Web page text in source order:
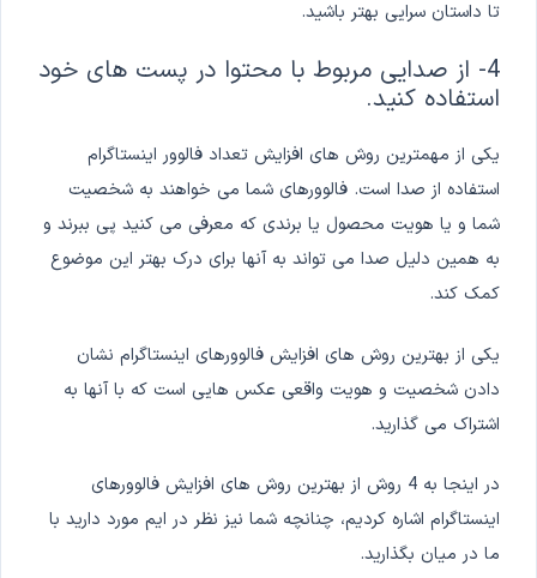
تا داستان سرایی بهتر باشید.
4- از صدایی مربوط با محتوا در پست های خود
استفاده کنید.
یکی از مهمترین روش های افزایش تعداد فالوور اینستاگرام
استفاده از صدا است. فالوورهای شما می خواهند به شخصیت
شما و یا هویت محصول یا برندی که معرفی می کنید پی ببرند و
به همین دلیل صدا می تواند به آنها برای درک بهتر این موضوع
کمک کند.
یکی از بهترین روش های افزایش فالوورهای اینستاگرام نشان
دادن شخصیت و هویت واقعی عکس هایی است که با آنها به
اشتراک می گذارید.
در اینجا به 4 روش از بهترین روش های افزایش فالوورهای
اینستاگرام اشاره کردیم، چنانچه شما نیز نظر در ایم مورد دارید با
ما در میان بگذارید.